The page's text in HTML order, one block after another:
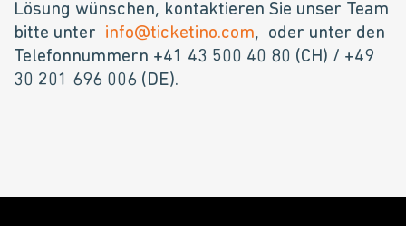
Lösung wünschen, kontaktieren Sie unser Team
bitte unter info@ticketino.com, oder unter den
Telefonnummern +41 43 500 40 80 (CH) / +49
30 201 696 006 (DE).